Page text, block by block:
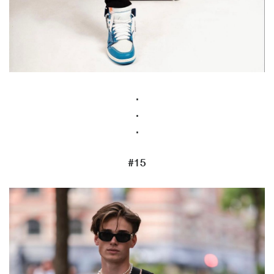
.
.
.
#15